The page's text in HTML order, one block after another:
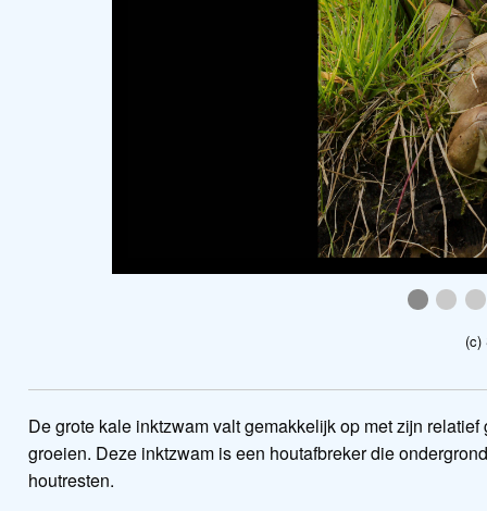
(c)
De grote kale inktzwam valt gemakkelijk op met zijn
groeien. Deze inktzwam is een houtafbreker die
houtresten.